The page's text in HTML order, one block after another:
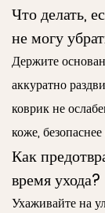
Что делать,
не могу
Держите
аккуратно
коврик не
коже,
Как
время ухода?
Ухаживайте на